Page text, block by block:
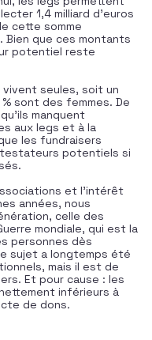
1,4 milliard d’euros
cette somme
que ces montants
potentiel reste
vivent seules, soit un
sont des femmes. De
manquent
aux legs et à la
les fundraisers
potentiels si
et l’intérêt
années, nous
celle des
mondiale, qui est la
personnes dès
sujet a longtemps été
mais il est de
Et pour cause : les
inférieurs à
de dons.